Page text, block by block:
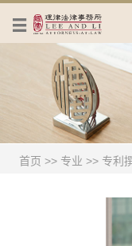
首页 >> 专业 >> 专利